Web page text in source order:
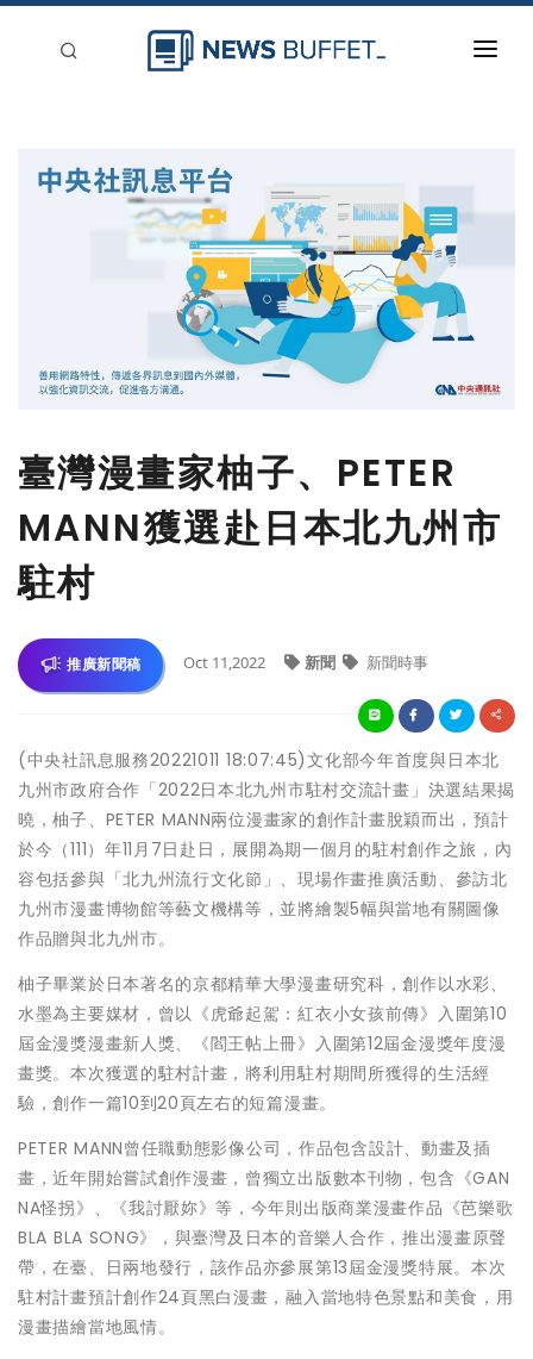
臺灣漫畫家柚子、PETER
MANN獲選赴日本北九州市
駐村
推廣新聞稿 Oct 11,2022 新聞 新聞時事
(中央社訊息服務20221011 18:07:45)文化部今年首度與日本北
九州市政府合作「2022日本北九州市駐村交流計畫」決選結果揭
曉，柚子、PETER MANN兩位漫畫家的創作計畫脫穎而出，預計
於今（111）年11月7日赴日，展開為期一個月的駐村創作之旅，內
容包括參與「北九州流行文化節」、現場作畫推廣活動、參訪北
九州市漫畫博物館等藝文機構等，並將繪製5幅與當地有關圖像
作品贈與北九州市。
柚子畢業於日本著名的京都精華大學漫畫研究科，創作以水彩、
水墨為主要媒材，曾以《虎爺起駕：紅衣小女孩前傳》入圍第10
屆金漫獎漫畫新人獎、《閻王帖上冊》入圍第12屆金漫獎年度漫
畫獎。本次獲選的駐村計畫，將利用駐村期間所獲得的生活經
驗，創作一篇10到20頁左右的短篇漫畫。
PETER MANN曾任職動態影像公司，作品包含設計、動畫及插
畫，近年開始嘗試創作漫畫，曾獨立出版數本刊物，包含《GAN
NA怪拐》、《我討厭妳》等，今年則出版商業漫畫作品《芭樂歌
BLA BLA SONG》，與臺灣及日本的音樂人合作，推出漫畫原聲
帶，在臺、日兩地發行，該作品亦參展第13屆金漫獎特展。本次
駐村計畫預計創作24頁黑白漫畫，融入當地特色景點和美食，用
漫畫描繪當地風情。